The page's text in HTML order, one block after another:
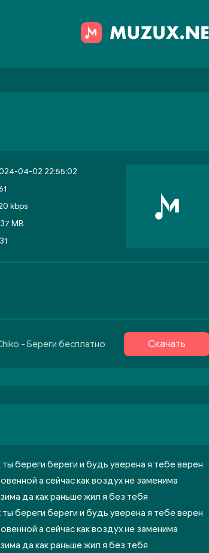
04-02 22:55:02
kbps
MB
- Береги бесплатно Скачать
береги береги и будь уверена я тебе верен
а сейчас как воздух не заменима
да как раньше жил я без тебя
береги береги и будь уверена я тебе верен
а сейчас как воздух не заменима
да как раньше жил я без тебя